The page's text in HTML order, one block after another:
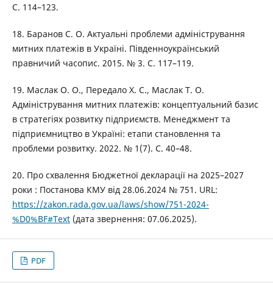
С. 114–123.
18. Баранов С. О. Актуальні проблеми адміністрування
митних платежів в Україні. Південноукраїнський
правничий часопис. 2015. № 3. С. 117–119.
19. Маслак О. О., Передало Х. С., Маслак Т. О.
Адміністрування митних платежів: концептуальний базис
в стратегіях розвитку підприємств. Менеджмент та
підприємництво в Україні: етапи становлення та
проблеми розвитку. 2022. № 1(7). С. 40–48.
20. Про схвалення Бюджетної декларації на 2025–2027
роки : Постанова КМУ від 28.06.2024 № 751. URL:
https://zakon.rada.gov.ua/laws/show/751-2024-
%D0%BF#Text(дата звернення: 07.06.2025).
PDF